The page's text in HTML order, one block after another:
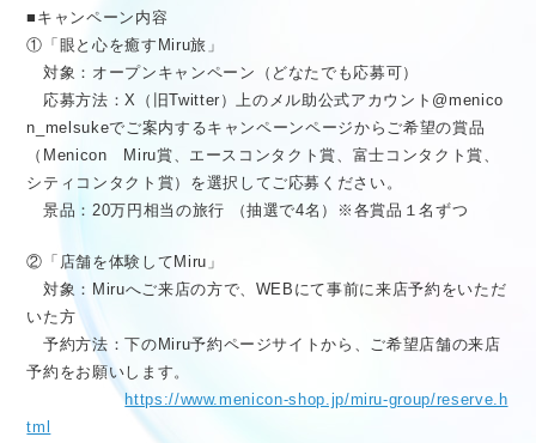
■キャンペーン内容
①「眼と心を癒すMiru旅」
対象：オープンキャンペーン（どなたでも応募可）
応募方法：X（旧Twitter）上のメル助公式アカウント@menico
n_melsukeでご案内するキャンペーンページからご希望の賞品
（Menicon Miru賞、エースコンタクト賞、富士コンタクト賞、
シティコンタクト賞）を選択してご応募ください。
景品：20万円相当の旅行 （抽選で4名）※各賞品１名ずつ
②「店舗を体験してMiru」
対象：Miruへご来店の方で、WEBにて事前に来店予約をいただ
いた方
予約方法：下のMiru予約ページサイトから、ご希望店舗の来店
予約をお願いします。
https://www.menicon-shop.jp/miru-group/reserve.h
tml